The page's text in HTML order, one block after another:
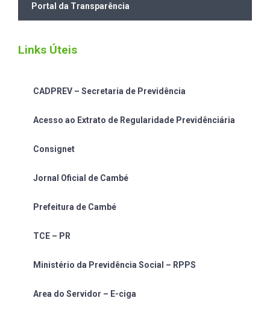
Portal da Transparência
Links Úteis
CADPREV – Secretaria de Previdência
Acesso ao Extrato de Regularidade Previdênciária
Consignet
Jornal Oficial de Cambé
Prefeitura de Cambé
TCE – PR
Ministério da Previdência Social – RPPS
Area do Servidor – E-ciga